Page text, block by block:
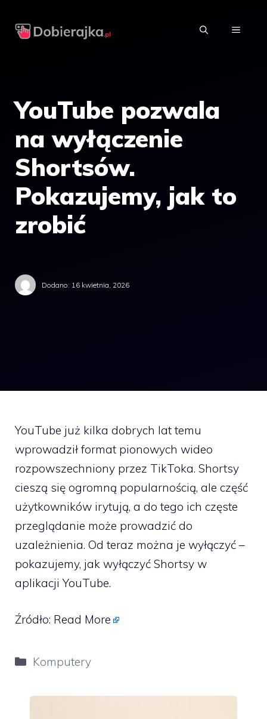
MENU
YouTube pozwala
na wyłączenie
Shortsów.
Pokazujemy, jak to
zrobić
Dodano: 16 kwietnia, 2026
YouTube już kilka dobrych lat temu
wprowadził format pionowych wideo
rozpowszechniony przez TikToka. Shortsy
cieszą się ogromną popularnością, ale część
użytkowników irytują, a do tego ich częste
przeglądanie może prowadzić do
uzależnienia. Od teraz można je wyłączyć –
pokazujemy, jak wyłączyć Shortsy w
aplikacji YouTube.
Źródło: Read More
Kategorie
Komputery